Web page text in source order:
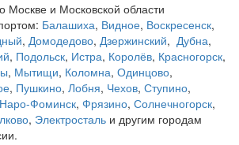
Москве и Московской области
Балашиха, Видное, Воскресенск,
, Домодедово, Дзержинский, Дубна,
, Подольск, Истра, Королёв, Красногорск,
, Мытищи, Коломна, Одинцово,
, Пушкино, Лобня, Чехов, Ступино,
Наро-Фоминск, Фрязино, Солнечногорск,
, Электросталь и другим городам